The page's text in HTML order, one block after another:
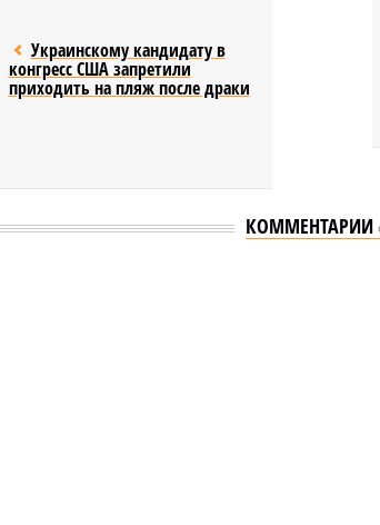
Украинскому кандидату в
конгресс США запретили
приходить на пляж после драки
КОММЕНТАРИИ